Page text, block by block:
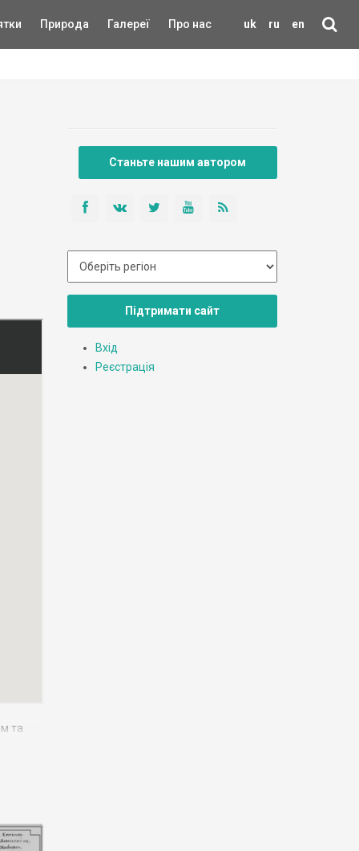
uk ru en
Природа Галереї Про нас
та
Станьте нашим автором
Підтримати сайт
Вхід
Реєстрація